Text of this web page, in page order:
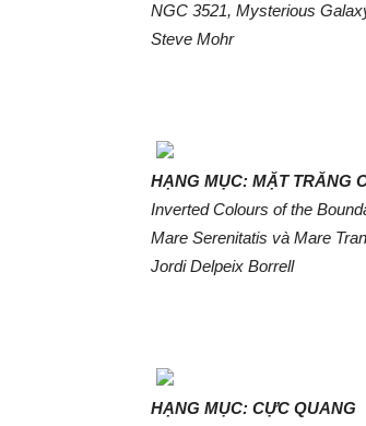
NGC 3521, Mysterious
Steve Mohr
HẠNG MỤC: MẶT TRĂNG
Inverted Colours of the
Mare Serenitatis và Mare
Jordi Delpeix Borrell
HẠNG MỤC: CỰC QUANG